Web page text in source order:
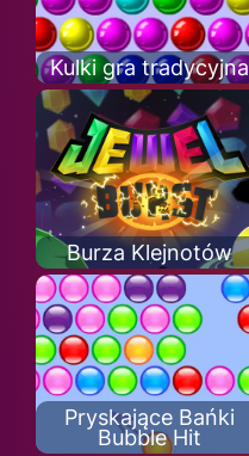
Kulki gra tradycyjna
Burza Klejnotów
Pryskające Bańki
Bubble Hit